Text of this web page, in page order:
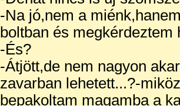
-Na jó,nem a
boltban és megkérdeztem
-És?
-Átjött,de nem nagyon
zavarban lehetett...?-
bepakoltam magamba a